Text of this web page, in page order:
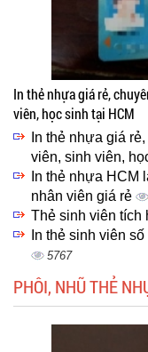
In thẻ nhựa giá rẻ,
viên, học sinh tại HCM
In thẻ nhựa giá
viên, sinh viên,
In thẻ nhựa HCM
nhân viên giá rẻ
Thẻ sinh viên tích
In thẻ sinh viên
5767
PHÔI, NHŨ THẺ